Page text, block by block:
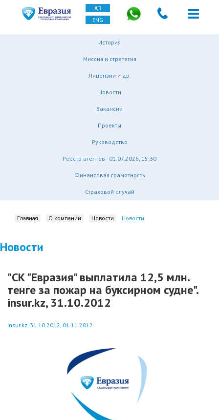
ҚАЗ
ENG
История
Миссия и стратегия
Лицензии и др.
Новости
Вакансии
Проекты
Руководство
Реестр агентов - 01.07.2026, 15:30
Финансовая грамотность
Страховой случай
Главная О компании Новости Новости
Новости
"СК "Евразия" выплатила 12,5 млн.
тенге за пожар на буксирном судне".
insur.kz, 31.10.2012
insur.kz, 31.10.2012, 01.11.2012